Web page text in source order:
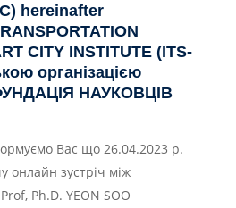
hereinafter
CITY INSTITUTE (ITS-
організацією
НАУКОВЦІВ
Вас що 26.04.2023 р.
онлайн зустріч між
Ph.D. YEON SOO